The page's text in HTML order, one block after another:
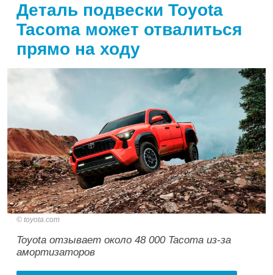
Деталь подвески Toyota
Tacoma может отвалиться
прямо на ходу
toyota.com
Toyota отзывает около 48 000 Tacoma из-за
амортизаторов